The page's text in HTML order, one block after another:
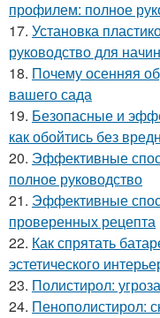
профилем: полное
17. Установка
руководство для
18. Почему осенняя
вашего сада
19. Безопасные и
как обойтись без
20. Эффективные
полное руководство
21. Эффективные
проверенных рецепта
22. Как спрятать
эстетического
23. Полистирол:
24. Пенополистирол: